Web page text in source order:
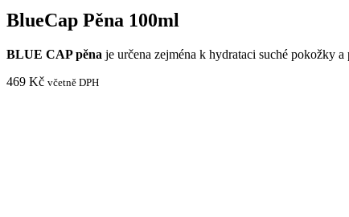
BlueCap Pěna 100ml
BLUE CAP pěna je určena zejména k hydrataci suché pokožky
469 Kč včetně DPH